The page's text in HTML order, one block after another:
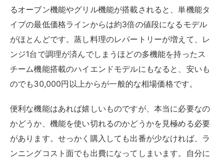
るオーブン機能やグリル機能が搭載されると、単機能タ
イプの最低価格ラインからは約3倍の値段になるモデル
がほとんどです。蒸し料理のレパートリーが増えて、レ
ンジ1台で調理が済んでしまうほどの多機能を持ったス
チーム機能搭載のハイエンドモデルにもなると、安いも
のでも30,000円以上からが一般的な相場価格です。
便利な機能はあれば嬉しいものですが、本当に必要なの
かどうか、機能を使い切れるのかどうかを見極める必要
があります。せっかく購入しても出番が少なければ、ラ
ンニングコスト面でも出費になってしまいます。自分に